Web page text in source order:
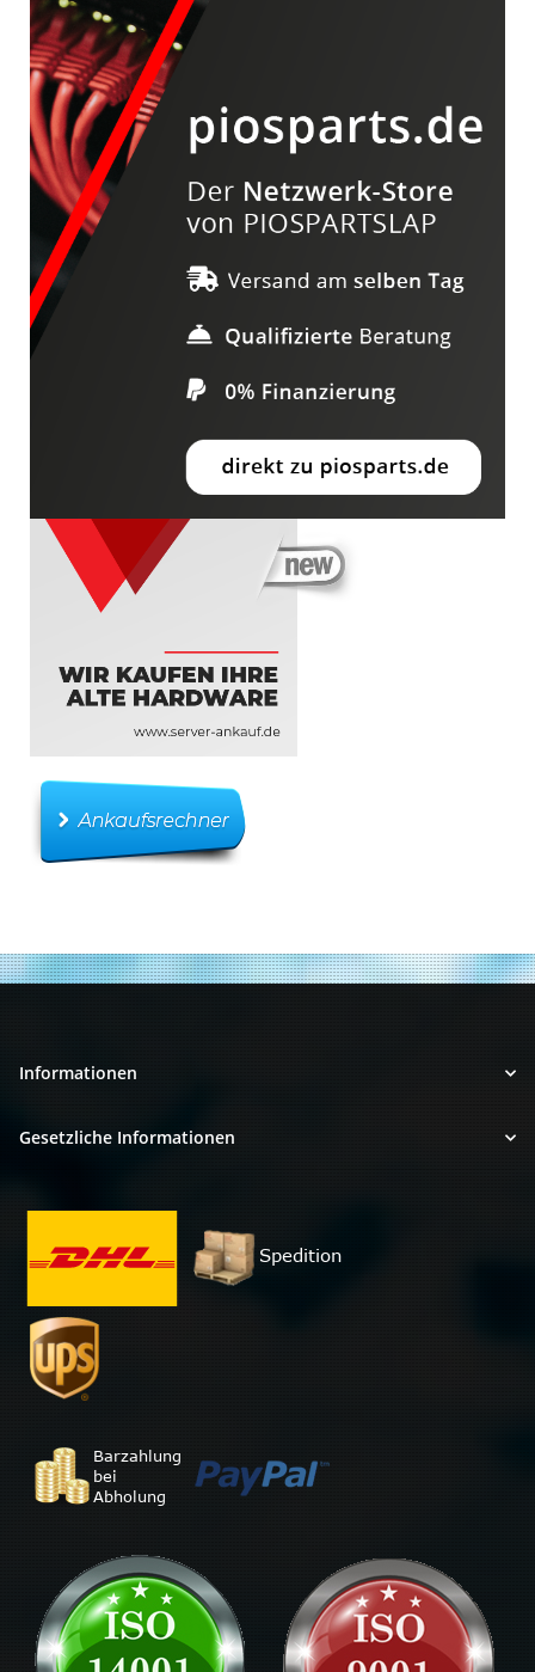
Informationen
Gesetzliche Informationen